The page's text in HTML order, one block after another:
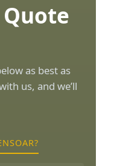
as best as
us, and we’ll